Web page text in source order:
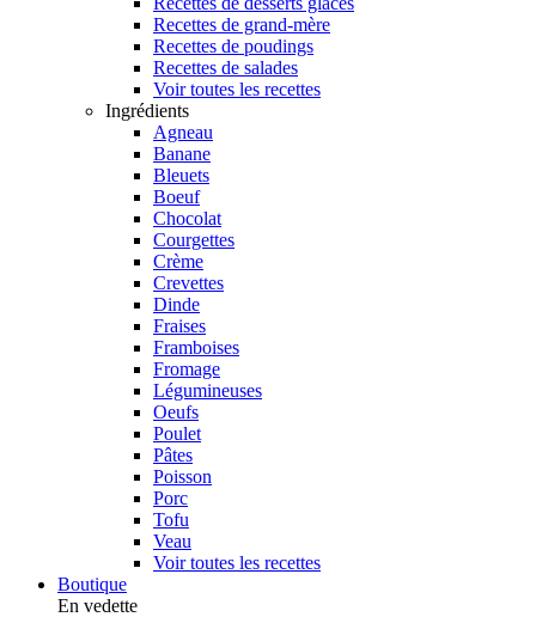
Recettes de grand-mère
Recettes de poudings
Recettes de salades
Voir toutes les recettes
Ingrédients
Agneau
Banane
Bleuets
Boeuf
Chocolat
Courgettes
Crème
Crevettes
Dinde
Fraises
Framboises
Fromage
Légumineuses
Oeufs
Poulet
Pâtes
Poisson
Porc
Tofu
Veau
Voir toutes les recettes
Boutique
En vedette